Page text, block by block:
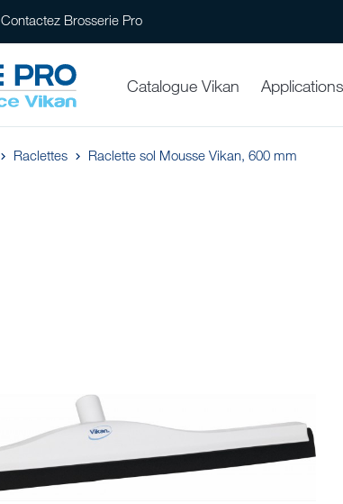
Contactez Brosserie Pro
Catalogue Vikan Applications
Raclettes Raclette sol Mousse Vikan, 600 mm